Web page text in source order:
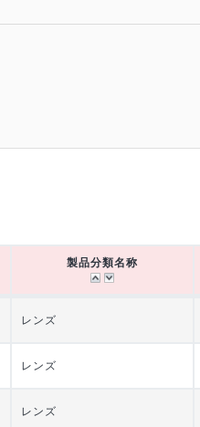
製品分類名称
レンズ
レンズ
レンズ